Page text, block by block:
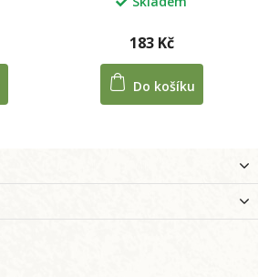
183 Kč
Do košíku